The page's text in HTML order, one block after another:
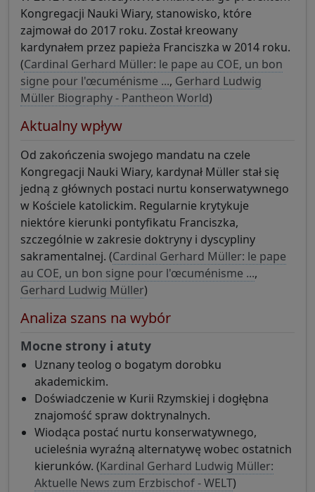
Kongregacji Nauki Wiary, stanowisko, które
zajmował do 2017 roku. Został kreowany
kardynałem przez papieża Franciszka w 2014 roku.
(Cardinal Gerhard Müller: le pape au COE, un bon
signe pour l'œcuménisme ..., Gerhard Ludwig
Müller Biography - Pantheon World)
Aktualny wpływ
Od zakończenia swojego mandatu na czele
Kongregacji Nauki Wiary, kardynał Müller stał się
jedną z głównych postaci nurtu konserwatywnego
w Kościele katolickim. Regularnie krytykuje
niektóre kierunki pontyfikatu Franciszka,
szczególnie w zakresie doktryny i dyscypliny
sakramentalnej. (Cardinal Gerhard Müller: le pape
au COE, un bon signe pour l'œcuménisme ...,
Gerhard Ludwig Müller)
Analiza szans na wybór
Mocne strony i atuty
Uznany teolog o bogatym dorobku
akademickim.
Doświadczenie w Kurii Rzymskiej i dogłębna
znajomość spraw doktrynalnych.
Wiodąca postać nurtu konserwatywnego,
ucieleśnia wyraźną alternatywę wobec ostatnich
kierunków. (Kardinal Gerhard Ludwig Müller:
Aktuelle News zum Erzbischof - WELT)